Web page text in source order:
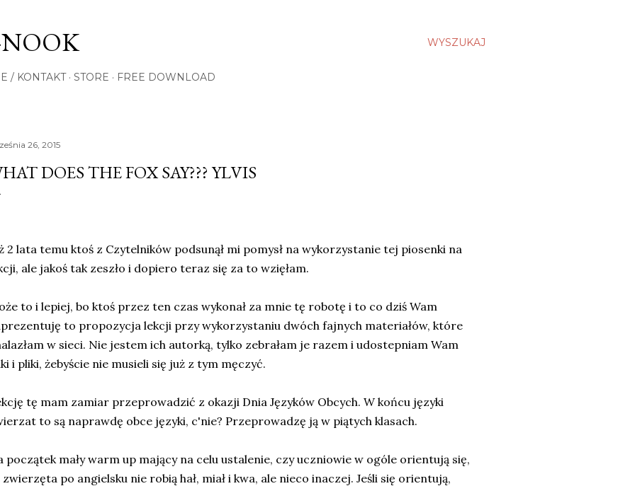
WYSZUKAJ
/ KONTAKT STORE FREE DOWNLOAD
26, 2015
DOES THE FOX SAY??? YLVIS
2 lata temu ktoś z Czytelników podsunął mi pomysł na wykorzystanie tej piosenki na
ale jakoś tak zeszło i dopiero teraz się za to wzięłam.
to i lepiej, bo ktoś przez ten czas wykonał za mnie tę robotę i to co dziś Wam
to propozycja lekcji przy wykorzystaniu dwóch fajnych materiałów, które
w sieci. Nie jestem ich autorką, tylko zebrałam je razem i udostepniam Wam
i pliki, żebyście nie musieli się już z tym męczyć.
tę mam zamiar przeprowadzić z okazji Dnia Języków Obcych. W końcu języki
to są naprawdę obce języki, c'nie? Przeprowadzę ją w piątych klasach.
początek mały warm up mający na celu ustalenie, czy uczniowie w ogóle orientują się,
zwierzęta po angielsku nie robią hał, miał i kwa, ale nieco inaczej. Jeśli się orientują,